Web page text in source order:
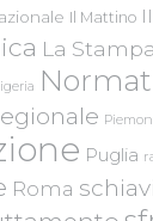
Il Mattino
La Stampa
Puglia
Roma